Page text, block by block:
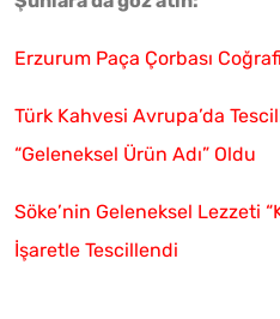
Erzurum Paça Çorbası
Türk Kahvesi Avrupa’da
“Geleneksel Ürün Adı” Oldu
Söke’nin Geleneksel Lezzeti
İşaretle Tescillendi